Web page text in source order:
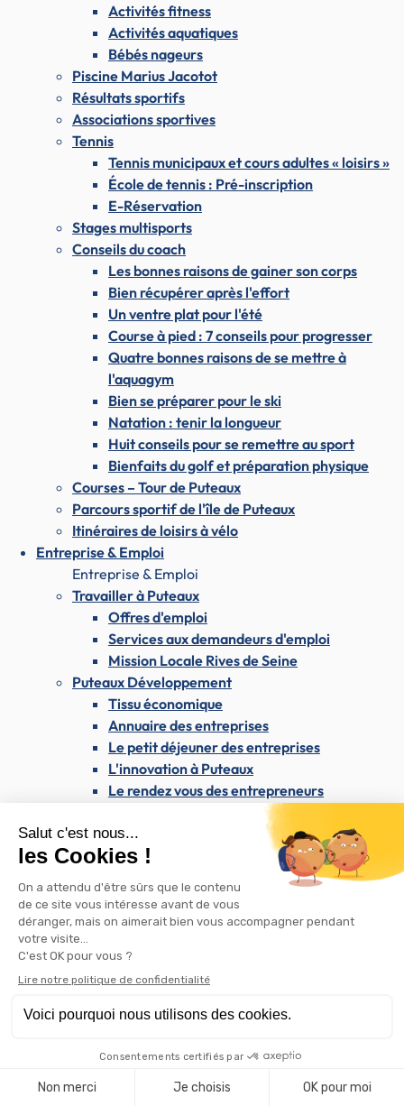
Activités fitness
Activités aquatiques
Bébés nageurs
Piscine Marius Jacotot
Résultats sportifs
Associations sportives
Tennis
Tennis municipaux et cours adultes « loisirs »
École de tennis : Pré-inscription
E-Réservation
Stages multisports
Conseils du coach
Les bonnes raisons de gainer son corps
Bien récupérer après l'effort
Un ventre plat pour l'été
Course à pied : 7 conseils pour progresser
Quatre bonnes raisons de se mettre à
l'aquagym
Bien se préparer pour le ski
Natation : tenir la longueur
Huit conseils pour se remettre au sport
Bienfaits du golf et préparation physique
Courses – Tour de Puteaux
Parcours sportif de l'île de Puteaux
Itinéraires de loisirs à vélo
Entreprise & Emploi
Entreprise & Emploi
Travailler à Puteaux
Offres d'emploi
Services aux demandeurs d'emploi
Mission Locale Rives de Seine
Puteaux Développement
Tissu économique
Annuaire des entreprises
Le petit déjeuner des entreprises
L'innovation à Puteaux
Le rendez vous des entrepreneurs
Créer son entreprise
Déclarer son entreprise
Puteaux Mécénat
Les projets que vous pouvez soutenir
Commerce local et artisanat
Marchés forains
Association putéolienne des artisans et
commerçants (APAC)
Rétrocession de bail commercial
Attribution d'aides pour l'embellissement des